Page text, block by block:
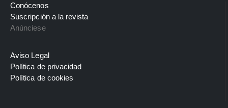
Conócenos
Suscripción a la revista
Anúnciese
Aviso Legal
Política de privacidad
Política de cookies